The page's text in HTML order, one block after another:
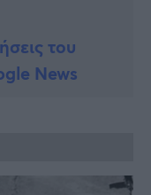
του
News